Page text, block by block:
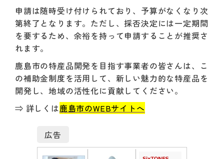
申請は随時受け付けられており、予算がなくなり次
第終了となります。ただし、採否決定には一定期間
を要するため、余裕を持って申請することが推奨さ
れます。
鹿島市の特産品開発を目指す事業者の皆さんは、こ
の補助金制度を活用して、新しい魅力的な特産品を
開発し、地域の活性化に貢献してください。
⇒ 詳しくは鹿島市のWEBサイトへ
広告